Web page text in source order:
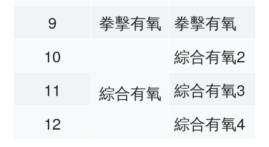
9
拳擊有氧
拳擊有氧
10
綜合有氧
綜合有氧2
11
綜合有氧3
12
綜合有氧4